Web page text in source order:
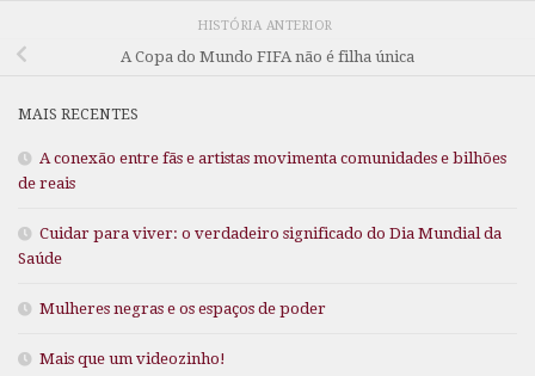
HISTÓRIA ANTERIOR
A Copa do Mundo FIFA não é filha única
MAIS RECENTES
A conexão entre fãs e artistas movimenta comunidades e bilhões
de reais
Cuidar para viver: o verdadeiro significado do Dia Mundial da
Saúde
Mulheres negras e os espaços de poder
Mais que um videozinho!